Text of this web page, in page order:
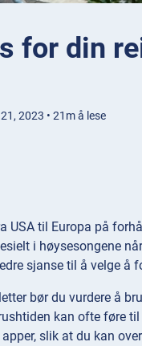
for din
2023 • 21m å lese
USA til Europa på
i høysesongene
sjanse til å velge å
bør du vurdere å
kan ofte føre
slik at du kan